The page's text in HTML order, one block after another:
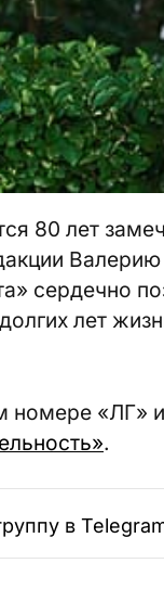
80 лет
Валерию
сердечно
лет
номере «ЛГ»
.
в